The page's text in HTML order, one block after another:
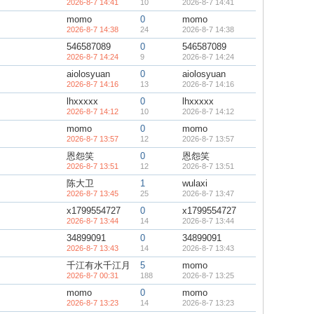
2026-8-7 14:41 10 2026-8-7 14:41
momo
2026-8-7 14:38
0
24
momo
2026-8-7 14:38
546587089
2026-8-7 14:24
0
9
546587089
2026-8-7 14:24
aiolosyuan
2026-8-7 14:16
0
13
aiolosyuan
2026-8-7 14:16
lhxxxxx
2026-8-7 14:12
0
10
lhxxxxx
2026-8-7 14:12
momo
2026-8-7 13:57
0
12
momo
2026-8-7 13:57
恩怨笑
2026-8-7 13:51
0
12
恩怨笑
2026-8-7 13:51
陈大卫
2026-8-7 13:45
1
25
wulaxi
2026-8-7 13:47
x1799554727
2026-8-7 13:44
0
14
x1799554727
2026-8-7 13:44
34899091
2026-8-7 13:43
0
14
34899091
2026-8-7 13:43
千江有水千江月
2026-8-7 00:31
5
188
momo
2026-8-7 13:25
momo
2026-8-7 13:23
0
14
momo
2026-8-7 13:23